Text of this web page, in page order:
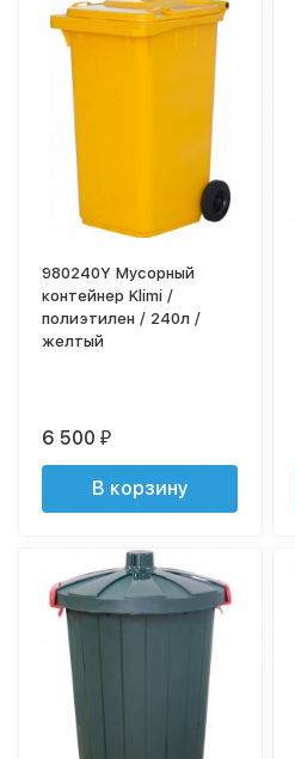
980240Y Мусорный
контейнер Klimi /
полиэтилен / 240л /
желтый
6 500₽
В корзину